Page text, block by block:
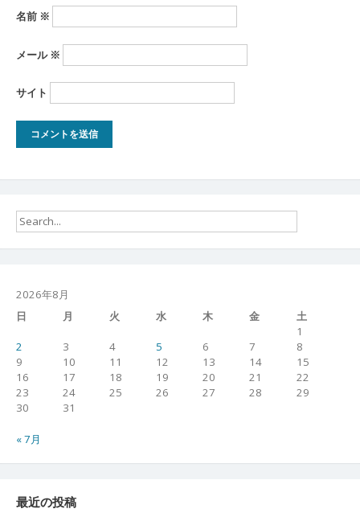
名前 ※
メール ※
サイト
2026年8月
日
月 火 水 木 金
土
1
2
3 4 5 6 7
8
9
10 11 12 13 14
15
16
17 18 19 20 21
22
23
24 25 26 27 28
29
30
31
« 7月
最近の投稿